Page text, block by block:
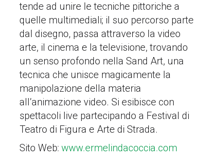
tende ad unire le tecniche pittoriche a
quelle multimediali; il suo percorso parte
dal disegno, passa attraverso la video
arte, il cinema e la televisione, trovando
un senso profondo nella Sand Art, una
tecnica che unisce magicamente la
manipolazione della materia
all’animazione video. Si esibisce con
spettacoli live partecipando a Festival di
Teatro di Figura e Arte di Strada.
Sito Web: www.ermelindacoccia.com